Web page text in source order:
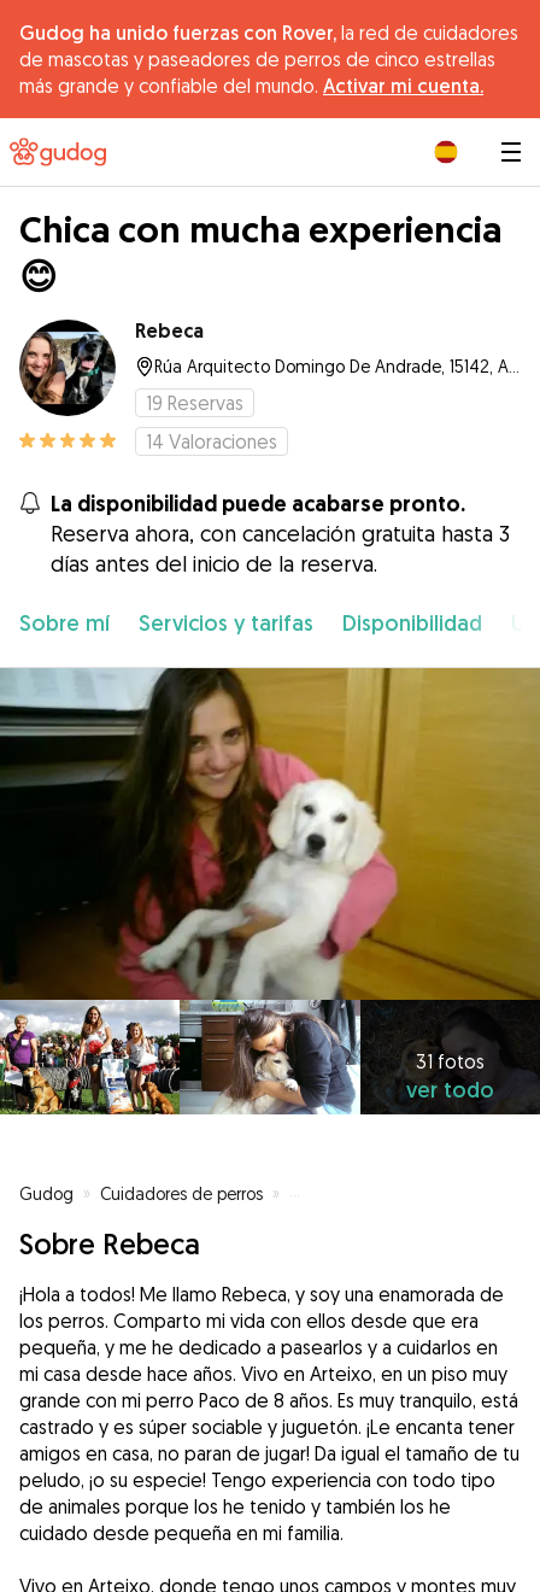
Gudog ha unido fuerzas con Rover, la red de cuidadores
de mascotas y paseadores de perros de cinco estrellas
más grande y confiable del mundo. Activar mi cuenta.
Chica con mucha experiencia
😊
Rebeca
19 Reservas
14 Valoraciones
La disponibilidad puede acabarse pronto.
Reserva ahora, con cancelación gratuita hasta 3
días antes del inicio de la reserva.
Sobre mí Servicios y tarifas Disponibilidad
31 fotos
ver todo
Gudog » Cuidadores de perros » Cuidadores de perros en Arteixo
Sobre Rebeca
¡Hola a todos! Me llamo Rebeca, y soy una enamorada de
los perros. Comparto mi vida con ellos desde que era
pequeña, y me he dedicado a pasearlos y a cuidarlos en
mi casa desde hace años. Vivo en Arteixo, en un piso muy
grande con mi perro Paco de 8 años. Es muy tranquilo, está
castrado y es súper sociable y juguetón. ¡Le encanta tener
amigos en casa, no paran de jugar! Da igual el tamaño de tu
peludo, ¡o su especie! Tengo experiencia con todo tipo
de animales porque los he tenido y también los he
cuidado desde pequeña en mi familia.
Vivo en Arteixo, donde tengo unos campos y montes muy